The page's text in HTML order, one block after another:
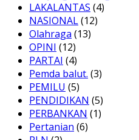
LAKALANTAS (4)
NASIONAL(12)
Olahraga (13)
OPINI (12)
PARTAI (4)
Pemda balut. (3)
PEMILU (5)
PENDIDIKAN (5)
PERBANKAN (1)
Pertanian (6)